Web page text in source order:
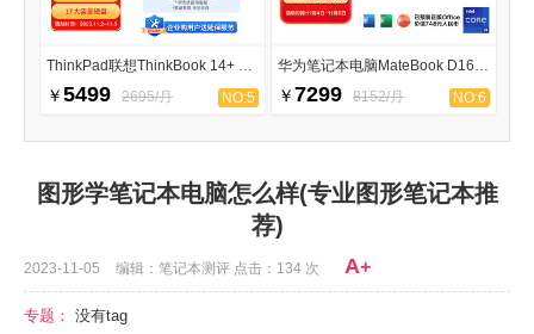
￥5499 2695/月 NO:5 ￥7299 8152/月 NO:6
图形学笔记本电脑怎么样(专业图形笔记本推
荐)
2023-11-05 编辑：笔记本测评 点击：134 次 A+
专题： 没有tag